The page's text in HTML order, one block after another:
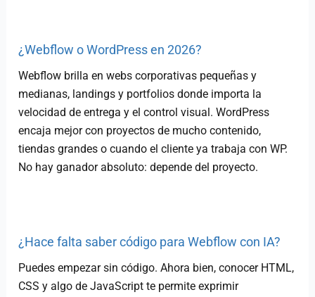
¿Webflow o WordPress en 2026?
Webflow brilla en webs corporativas pequeñas y
medianas, landings y portfolios donde importa la
velocidad de entrega y el control visual. WordPress
encaja mejor con proyectos de mucho contenido,
tiendas grandes o cuando el cliente ya trabaja con WP.
No hay ganador absoluto: depende del proyecto.
¿Hace falta saber código para Webflow con IA?
Puedes empezar sin código. Ahora bien, conocer HTML,
CSS y algo de JavaScript te permite exprimir